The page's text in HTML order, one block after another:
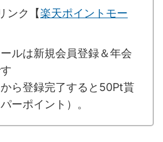
ンク【楽天ポイントモー
ルは新規会員登録＆年会
ら登録完了すると50Pt貰
ーポイント）。